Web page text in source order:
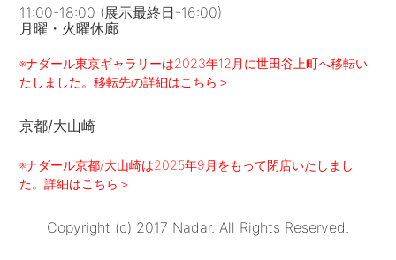
11:00-18:00 (展示最終日-16:00)
月曜・火曜休廊
※ナダール東京ギャラリーは2023年12月に世田谷上町へ移転い
たしました。移転先の詳細はこちら＞
京都/大山崎
※ナダール京都/大山崎は2025年9月をもって閉店いたしまし
た。詳細はこちら＞
Copyright (c) 2017 Nadar. All Rights Reserved.